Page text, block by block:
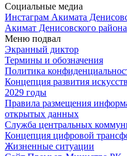
Социальные медиа
Инстаграм Акимата
Акимат Денисовского района
Меню подвал
Экранный диктор
Термины и обозначения
Политика
Концепция развития
2029 годы
Правила размещения
открытых данных
Служба центральных
Концепция цифровой
Жизненные ситуации